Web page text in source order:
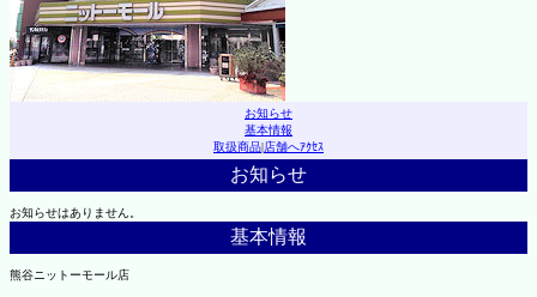
お知らせ
基本情報
取扱商品|店舗へｱｸｾｽ
お知らせ
お知らせはありません。
基本情報
熊谷ニットーモール店